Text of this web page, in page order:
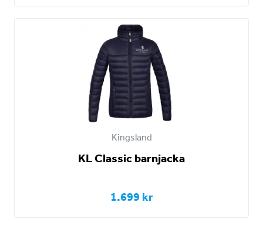
Kingsland
KL Classic barnjacka
1.699 kr